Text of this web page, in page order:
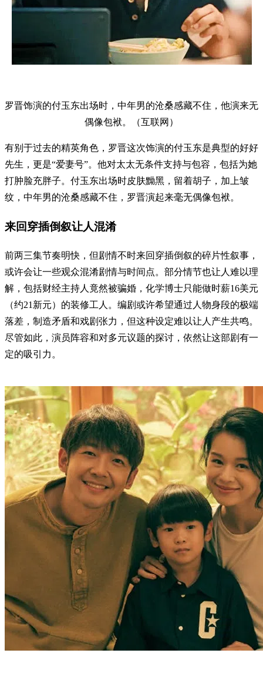
罗晋饰演的付玉东出场时，中年男的沧桑感藏不住，他演来无
偶像包袱。（互联网）
有别于过去的精英角色，罗晋这次饰演的付玉东是典型的好好
先生，更是“爱妻号”。他对太太无条件支持与包容，包括为她
打肿脸充胖子。付玉东出场时皮肤黝黑，留着胡子，加上皱
纹，中年男的沧桑感藏不住，罗晋演起来毫无偶像包袱。
来回穿插倒叙让人混淆
前两三集节奏明快，但剧情不时来回穿插倒叙的碎片性叙事，
或许会让一些观众混淆剧情与时间点。部分情节也让人难以理
解，包括财经主持人竟然被骗婚，化学博士只能做时薪16美元
（约21新元）的装修工人。编剧或许希望通过人物身段的极端
落差，制造矛盾和戏剧张力，但这种设定难以让人产生共鸣。
尽管如此，演员阵容和对多元议题的探讨，依然让这部剧有一
定的吸引力。